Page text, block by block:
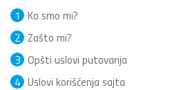
Ko smo mi?
1
Zašto mi?
2
Opšti uslovi putovanja
3
Uslovi korišćenja sajta
4